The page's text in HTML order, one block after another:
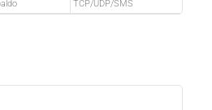
TCP/UDP/SMS